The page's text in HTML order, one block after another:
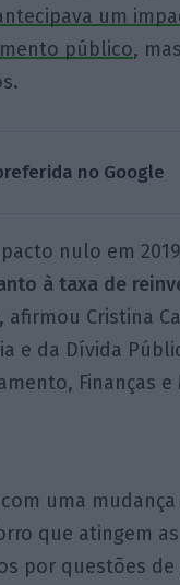
um
público,
no Google
nulo em
à taxa de
afirmou Cristina
e da Dívida
Finanças
uma
que atingem
por questões